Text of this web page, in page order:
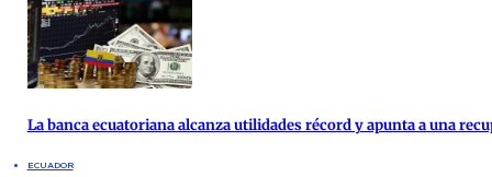
La banca ecuatoriana alcanza utilidades récord y apunta a una
ECUADOR